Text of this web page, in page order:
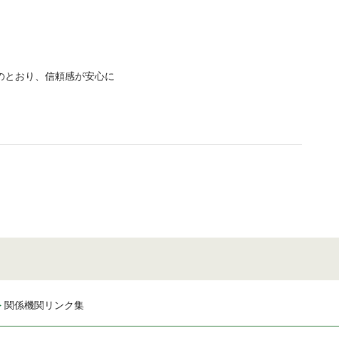
とおり、信頼感が安心に
関係機関リンク集